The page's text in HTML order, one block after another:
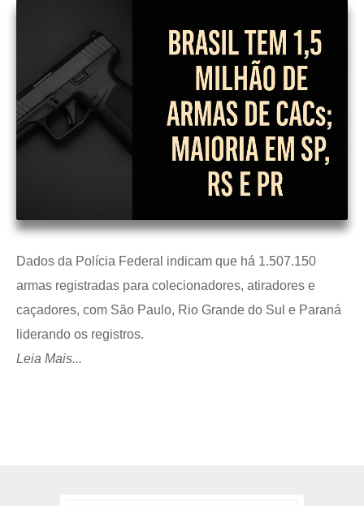
Dados da Polícia Federal indicam que há 1.507.150
armas registradas para colecionadores, atiradores e
caçadores, com São Paulo, Rio Grande do Sul e Paraná
liderando os registros.
Leia Mais...